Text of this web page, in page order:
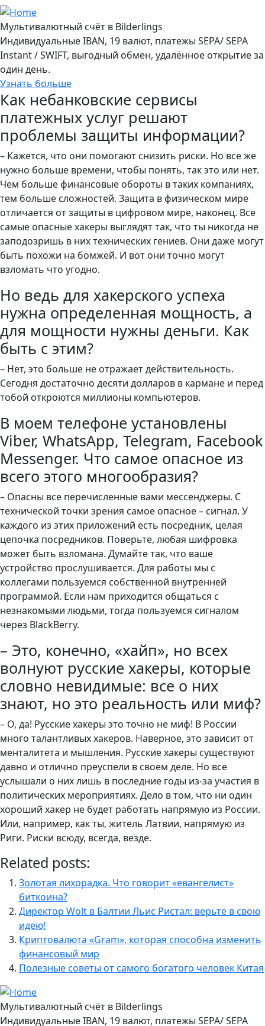
Мультивалютный счёт в Bilderlings
Индивидуальные IBAN, 19 валют, платежы SEPA/ SEPA
Instant / SWIFT, выгодный обмен, удалённое открытие за
один день.
Узнать больше
Как небанковские сервисы
платежных услуг решают
проблемы защиты информации?
– Кажется, что они помогают снизить риски. Но все же
нужно больше времени, чтобы понять, так это или нет.
Чем больше финансовые обороты в таких компаниях,
тем больше сложностей. Защита в физическом мире
отличается от защиты в цифровом мире, наконец. Все
самые опасные хакеры выглядят так, что ты никогда не
заподозришь в них технических гениев. Они даже могут
быть похожи на бомжей. И вот они точно могут
взломать что угодно.
Но ведь для хакерского успеха
нужна определенная мощность, а
для мощности нужны деньги. Как
быть с этим?
– Нет, это больше не отражает действительность.
Сегодня достаточно десяти долларов в кармане и перед
тобой откроются миллионы компьютеров.
В моем телефоне установлены
Viber, WhatsApp, Telegram, Facebook
Messenger. Что самое опасное из
всего этого многообразия?
– Опасны все перечисленные вами мессенджеры. С
технической точки зрения самое опасное – сигнал. У
каждого из этих приложений есть посредник, целая
цепочка посредников. Поверьте, любая шифровка
может быть взломана. Думайте так, что ваше
устройство прослушивается. Для работы мы с
коллегами пользуемся собственной внутренней
программой. Если нам приходится общаться с
незнакомыми людьми, тогда пользуемся сигналом
через BlackBerry.
– Это, конечно, «хайп», но всех
волнуют русские хакеры, которые
словно невидимые: все о них
знают, но это реальность или миф?
– О, да! Русские хакеры это точно не миф! В России
много талантливых хакеров. Наверное, это зависит от
менталитета и мышления. Русские хакеры существуют
давно и отлично преуспели в своем деле. Но все
услышали о них лишь в последние годы из-за участия в
политических мероприятиях. Дело в том, что ни один
хороший хакер не будет работать напрямую из России.
Или, например, как ты, житель Латвии, напрямую из
Риги. Риски всюду, всегда, везде.
Related posts:
Золотая лихорадка. Что говорит «евангелист»
биткоина?
Директор Wolt в Балтии Льис Ристал: верьте в свою
идею!
Криптовалюта «Gram», которая способна изменить
финансовый мир
Полезные советы от самого богатого человек Китая
Мультивалютный счёт в Bilderlings
Индивидуальные IBAN, 19 валют, платежы SEPA/ SEPA